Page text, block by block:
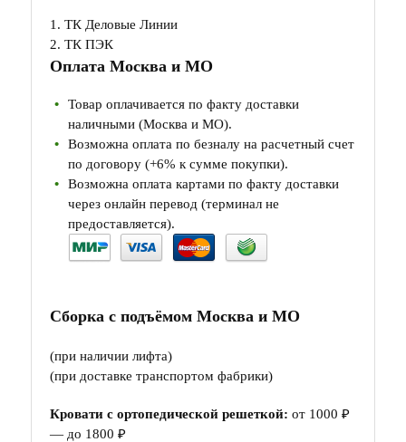
1. ТК Деловые Линии
2. ТК ПЭК
Оплата Москва и МО
Товар оплачивается по факту доставки
наличными (Москва и МО).
Возможна оплата по безналу на расчетный счет
по договору (+6% к сумме покупки).
Возможна оплата картами по факту доставки
через онлайн перевод (терминал не
предоставляется).
Сборка с подъёмом Москва и МО
(при наличии лифта)
(при доставке транспортом фабрики)
Кровати с ортопедической решеткой: от 1000 ₽
— до 1800 ₽